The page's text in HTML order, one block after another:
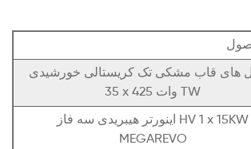
های قاب مشکی تک کریستالی خورشیدی
35 x 425 وات TW
اینورتر هیبریدی سه فاز HV 1 x 15KW
MEGAREVO